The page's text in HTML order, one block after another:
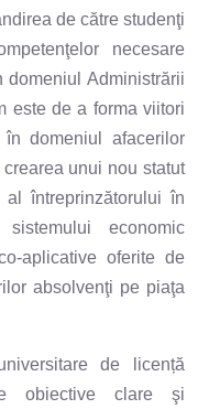
de către studenţi
necesare
Administrării
este de a forma viitori
domeniul afacerilor
unui nou statut
întreprinzătorului în
economic
aplicative oferite de
absolvenţi pe piaţa
de licență
obiective clare şi